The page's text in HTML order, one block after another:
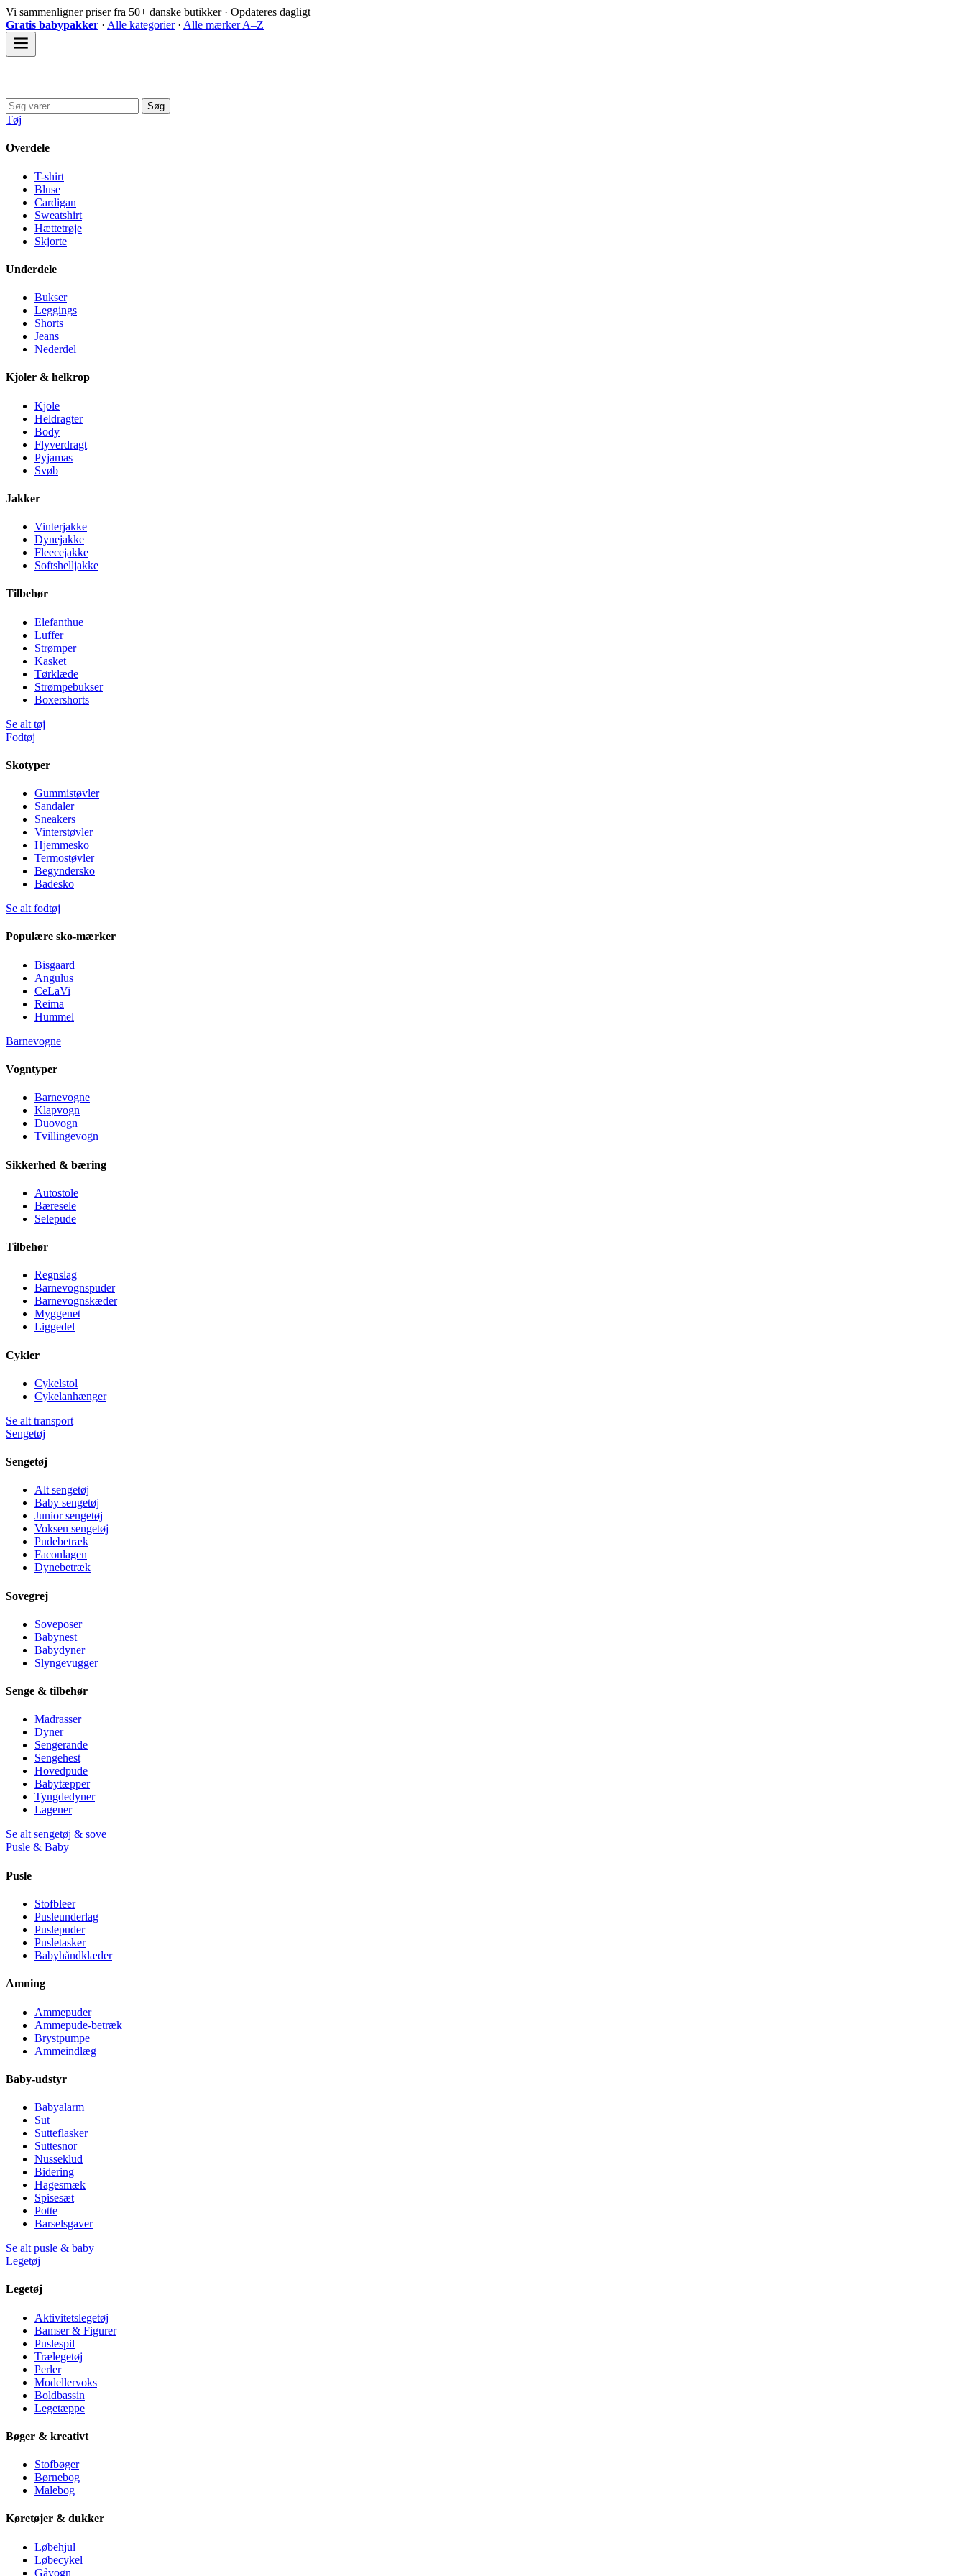
Spring
til
indhold
Vi sammenligner priser fra 50+ danske butikker · Opdateres dagligt
Gratis babypakker · Alle kategorier· Alle mærker A–Z
Søg
efter:
Søg
Tøj
Overdele
T-shirt
Bluse
Cardigan
Sweatshirt
Hættetrøje
Skjorte
Underdele
Bukser
Leggings
Shorts
Jeans
Nederdel
Kjoler & helkrop
Kjole
Heldragter
Body
Flyverdragt
Pyjamas
Svøb
Jakker
Vinterjakke
Dynejakke
Fleecejakke
Softshelljakke
Tilbehør
Elefanthue
Luffer
Strømper
Kasket
Tørklæde
Strømpebukser
Boxershorts
Se alt tøj
Fodtøj
Skotyper
Gummistøvler
Sandaler
Sneakers
Vinterstøvler
Hjemmesko
Termostøvler
Begyndersko
Badesko
Se alt fodtøj
Populære sko-mærker
Bisgaard
Angulus
CeLaVi
Reima
Hummel
Barnevogne
Vogntyper
Barnevogne
Klapvogn
Duovogn
Tvillingevogn
Sikkerhed & bæring
Autostole
Bæresele
Selepude
Tilbehør
Regnslag
Barnevognspuder
Barnevognskæder
Myggenet
Liggedel
Cykler
Cykelstol
Cykelanhænger
Se alt transport
Sengetøj
Sengetøj
Alt sengetøj
Baby sengetøj
Junior sengetøj
Voksen sengetøj
Pudebetræk
Faconlagen
Dynebetræk
Sovegrej
Soveposer
Babynest
Babydyner
Slyngevugger
Senge & tilbehør
Madrasser
Dyner
Sengerande
Sengehest
Hovedpude
Babytæpper
Tyngdedyner
Lagener
Se alt sengetøj & sove
Pusle & Baby
Pusle
Stofbleer
Pusleunderlag
Puslepuder
Pusletasker
Babyhåndklæder
Amning
Ammepuder
Ammepude-betræk
Brystpumpe
Ammeindlæg
Baby-udstyr
Babyalarm
Sut
Sutteflasker
Suttesnor
Nusseklud
Bidering
Hagesmæk
Spisesæt
Potte
Barselsgaver
Se alt pusle & baby
Legetøj
Legetøj
Aktivitetslegetøj
Bamser & Figurer
Puslespil
Trælegetøj
Perler
Modellervoks
Boldbassin
Legetæppe
Bøger & kreativt
Stofbøger
Børnebog
Malebog
Køretøjer & dukker
Løbehjul
Løbecykel
Gåvogn